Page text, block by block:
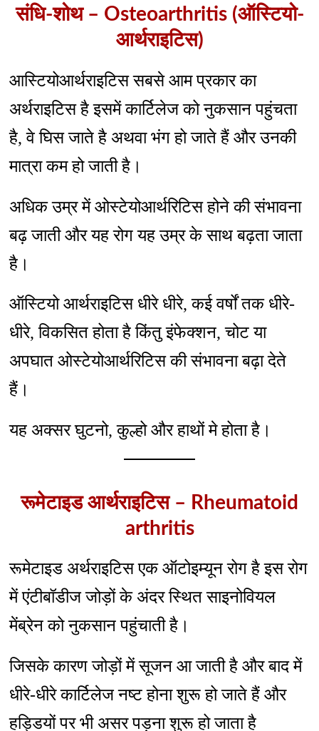
संधि-शोथ – Osteoarthritis (ऑस्टियो-
आर्थराइटिस)
आस्टियोआर्थराइटिस सबसे आम प्रकार का
अर्थराइटिस है इसमें कार्टिलेज को नुकसान पहुंचता
है, वे घिस जाते है अथवा भंग हो जाते हैं और उनकी
मात्रा कम हो जाती है।
अधिक उम्र में ओस्टेयोआर्थरिटिस होने की संभावना
बढ़ जाती और यह रोग यह उम्र के साथ बढ़ता जाता
है।
ऑस्टियो आर्थराइटिस धीरे धीरे, कई वर्षों तक धीरे-
धीरे, विकसित होता है किंतु इंफेक्शन, चोट या
अपघात ओस्टेयोआर्थरिटिस की संभावना बढ़ा देते
हैं।
यह अक्सर घुटनो, कुल्हो और हाथों मे होता है।
रूमेटाइड आर्थराइटिस – Rheumatoid
arthritis
रूमेटाइड अर्थराइटिस एक ऑटोइम्यून रोग है इस रोग
में एंटीबॉडीज जोड़ों के अंदर स्थित साइनोवियल
मेंब्रेन को नुकसान पहुंचाती है।
जिसके कारण जोड़ों में सूजन आ जाती है और बाद में
धीरे-धीरे कार्टिलेज नष्ट होना शुरू हो जाते हैं और
हड्डियों पर भी असर पड़ना शुरू हो जाता है